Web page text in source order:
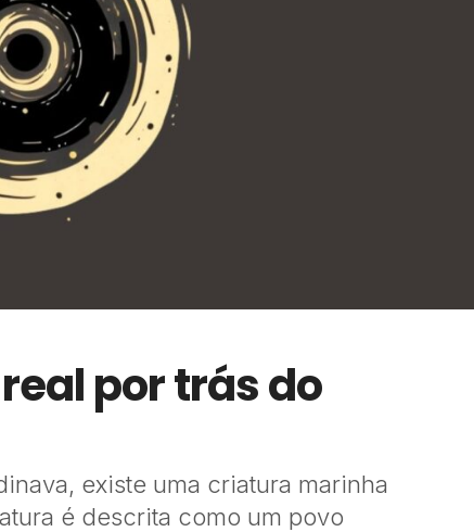
por trás do
existe uma criatura marinha
é descrita como um povo